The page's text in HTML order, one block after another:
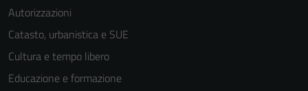
Autorizzazioni
Catasto, urbanistica e SUE
Cultura e tempo libero
Educazione e formazione